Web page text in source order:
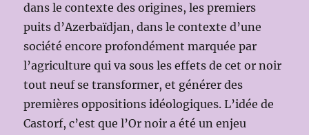
dans le contexte des origines, les premiers
puits d’Azerbaïdjan, dans le contexte d’une
société encore profondément marquée par
l’agriculture qui va sous les effets de cet or noir
tout neuf se transformer, et générer des
premières oppositions idéologiques. L’idée de
Castorf, c’est que l’Or noir a été un enjeu